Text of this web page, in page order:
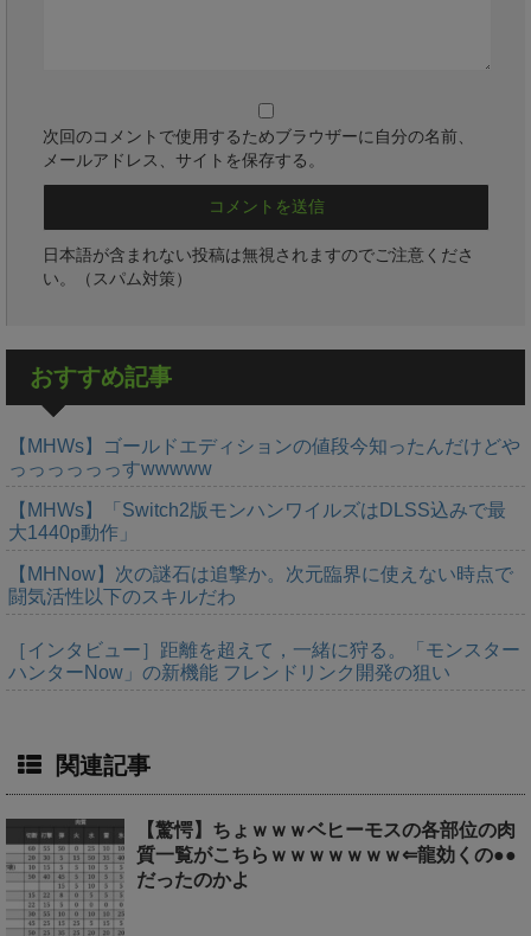
次回のコメントで使用するためブラウザーに自分の名前、
メールアドレス、サイトを保存する。
日本語が含まれない投稿は無視されますのでご注意くださ
い。（スパム対策）
おすすめ記事
【MHWs】ゴールドエディションの値段今知ったんだけどや
っっっっっっすwwwww
【MHWs】「Switch2版モンハンワイルズはDLSS込みで最
大1440p動作」
【MHNow】次の謎石は追撃か。次元臨界に使えない時点で
闘気活性以下のスキルだわ
［インタビュー］距離を超えて，一緒に狩る。「モンスター
ハンターNow」の新機能 フレンドリンク開発の狙い
関連記事
【驚愕】ちょｗｗｗベヒーモスの各部位の肉
質一覧がこちらｗｗｗｗｗｗｗ⇐龍効くの●●
だったのかよ